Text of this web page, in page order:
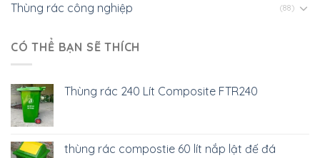
Thùng rác công nghiệp (88)
CÓ THỂ BẠN SẼ THÍCH
Thùng rác 240 Lít Composite FTR240
thùng rác compostie 60 lít nắp lật đế đá